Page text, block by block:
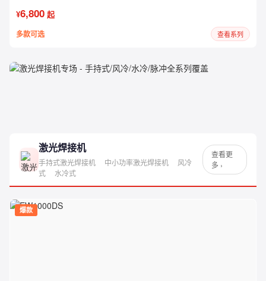
¥6,800 起
多款可选 查看系列
激光焊接机
手持式激光焊接机 中小功率激光焊接机
风冷
式
水冷式
查看更
多 ›
爆款